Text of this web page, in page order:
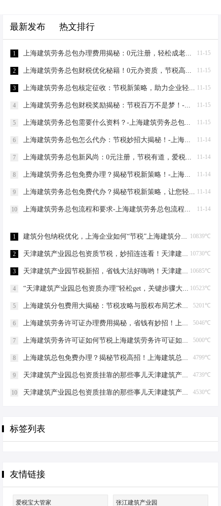
最新发布 热文排行
11-15
1 上海建筑劳务总包办理费用揭秘：0元注册，轻松成老板！-上海建筑劳务总包办理费用
11-15
2 上海建筑劳务总包财税优化秘籍！0元办资质，节税高达80%-上海建筑劳务总包财税优化
11-15
3 上海建筑劳务总包核定征收：节税新策略，助力企业轻装上阵！-上海建筑劳务总包核定征收
11-15
4 上海建筑劳务总包财税奖励揭秘：节税百万不是梦！-上海建筑劳务总包财税奖励
11-15
5 上海建筑劳务总包需要什么资料？-上海建筑劳务总包需要什么资料
11-14
6 上海建筑劳务总包怎么代办：节税妙招大揭秘！-上海建筑劳务总包怎么代办
11-14
7 上海建筑劳务总包新风尚：0元注册，节税有道，爱税宝助力企业轻装上阵！-上海建筑劳务总包需要到场吗？
11-14
8 上海建筑劳务总包免费办理？揭秘节税新策略！-上海建筑劳务总包免费办理吗？
11-14
9 上海建筑劳务总包免费代办？揭秘节税新策略，让您轻松成老板！-上海建筑劳务总包免费代办吗？
11-14
10 上海建筑劳务总包流程和要求-上海建筑劳务总包流程和要求
10839℃
1 建筑分包纳税优化，上海企业如何“节税”上海建筑分包纳税优化
10730℃
2 天津建筑产业园总包资质节税，妙招连连看！天津建筑产业园总包资质节税优化
10685℃
3 天津建筑产业园节税新招，省钱大法好嗨哟！天津建筑产业园总包资质节税优化
10523℃
4 “天津建筑产业园总包资质办理”轻松get，关键步骤大揭秘！天津建筑产业园总包资质办理
5201℃
5 上海建筑分包费用大揭秘：节税攻略与股权布局艺术上海建筑分包有什么费用
5046℃
6 上海建筑劳务许可证办理费用揭秘，省钱有妙招！上海建筑劳务许可证办理费用是多少
5000℃
7 上海建筑劳务许可证如何节税上海建筑劳务许可证如何节税
4799℃
8 上海建筑总包免费办理？揭秘节税高招！上海建筑总包免费办理吗？
4739℃
9 天津建筑产业园总包资质挂靠的那些事儿天津建筑产业园总包资质挂靠
4530℃
10 天津建筑产业园总包资质挂靠的那些事儿天津建筑产业园总包资质挂靠
标签列表
友情链接
爱税宝大管家 张江建筑产业园